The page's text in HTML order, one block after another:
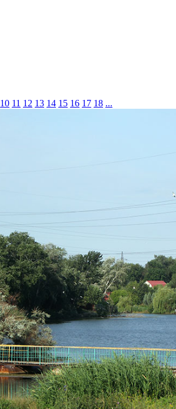
10 11 12 13 14 15 16 17 18 ...